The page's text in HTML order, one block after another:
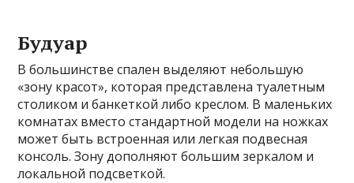
Будуар
В большинстве спален выделяют небольшую
«зону красот», которая представлена туалетным
столиком и банкеткой либо креслом. В маленьких
комнатах вместо стандартной модели на ножках
может быть встроенная или легкая подвесная
консоль. Зону дополняют большим зеркалом и
локальной подсветкой.